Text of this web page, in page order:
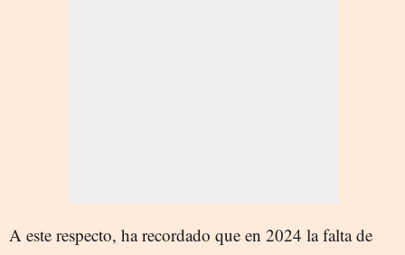
A este respecto, ha recordado que en 2024 la falta de